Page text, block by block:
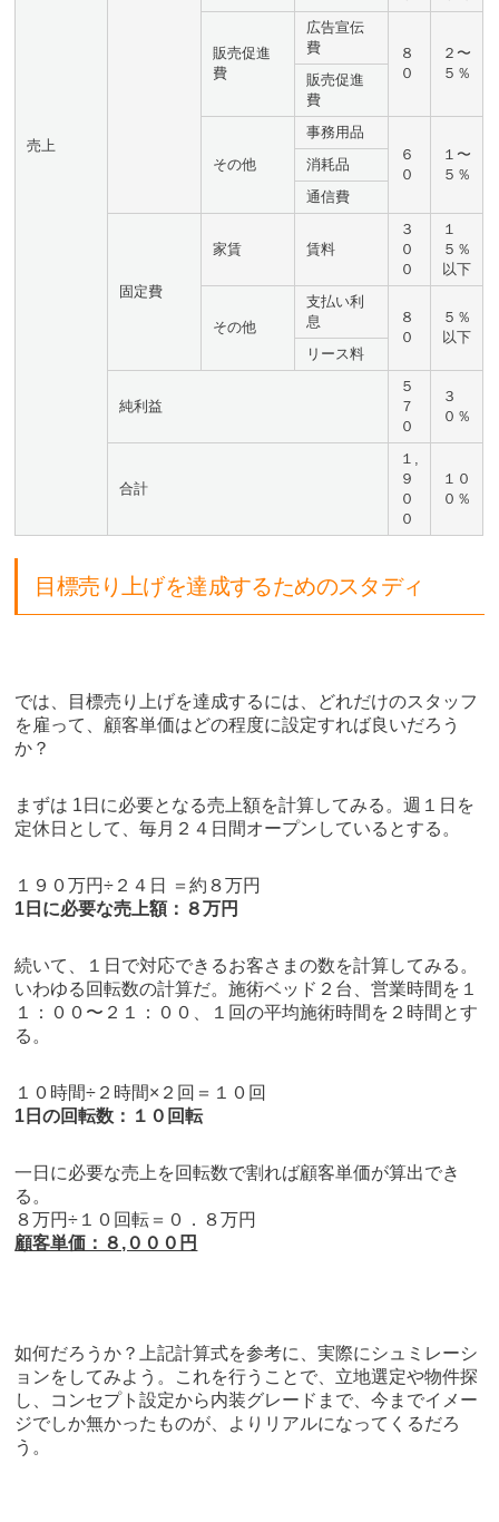
売上
販売促進
費
広告宣伝
費
８
０
２〜
５％
販売促進
費
その他
事務用品
６
０
１〜
５％
消耗品
通信費
固定費
家賃 賃料
３
０
０
１
５％
以下
その他
支払い利
息
８
０
５％
以下
リース料
純利益
５
７
０
３
０％
合計
１,
９
０
０
１０
０％
目標売り上げを達成するためのスタディ
では、目標売り上げを達成するには、どれだけのスタッフ
を雇って、顧客単価はどの程度に設定すれば良いだろう
か？
まずは 1日に必要となる売上額を計算してみる。週１日を
定休日として、毎月２４日間オープンしているとする。
１９０万円÷２４日 ＝約８万円
1日に必要な売上額：８万円
続いて、１日で対応できるお客さまの数を計算してみる。
いわゆる回転数の計算だ。施術ベッド２台、営業時間を１
１：００〜２１：００、１回の平均施術時間を２時間とす
る。
１０時間÷２時間×２回＝１０回
1日の回転数：１０回転
一日に必要な売上を回転数で割れば顧客単価が算出でき
る。
８万円÷１０回転＝０．８万円
顧客単価：８,０００円
如何だろうか？上記計算式を参考に、実際にシュミレーシ
ョンをしてみよう。これを行うことで、立地選定や物件探
し、コンセプト設定から内装グレードまで、今までイメー
ジでしか無かったものが、よりリアルになってくるだろ
う。